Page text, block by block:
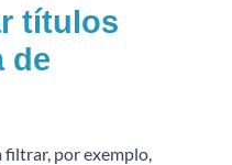
títulos
de
filtrar, por exemplo,